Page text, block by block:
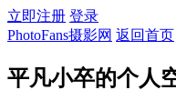
立即注册 登录
PhotoFans摄影网 返回首页
平凡小卒的个人